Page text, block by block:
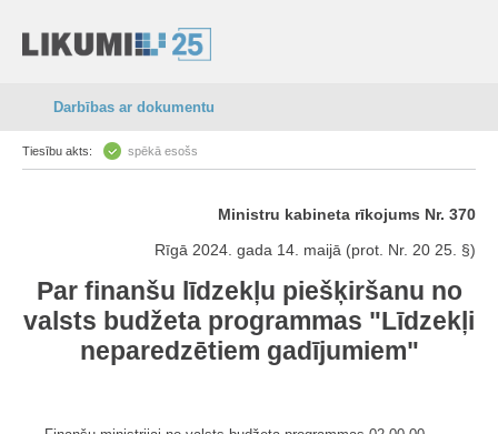
Darbības ar dokumentu
Tiesību akts: spēkā esošs
Ministru kabineta rīkojums Nr. 370
Rīgā 2024. gada 14. maijā (prot. Nr. 20 25. §)
Par finanšu līdzekļu piešķiršanu no
valsts budžeta programmas "Līdzekļi
neparedzētiem gadījumiem"